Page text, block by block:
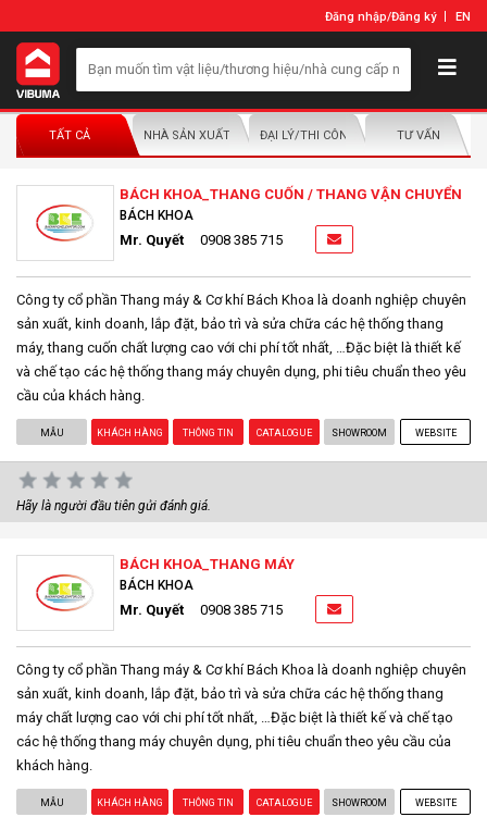
Đăng nhập/Đăng ký EN
TẤT CẢ NHÀ SẢN XUẤT/NHÀ PHÂN PHỐIĐẠI LÝ/THI CÔNG LẮP ĐẶTTƯ VẤN
BÁCH KHOA_THANG CUỐN / THANG VẬN CHUYỂN
BÁCH KHOA
Mr. Quyết 0908 385 715
Công ty cổ phần Thang máy & Cơ khí Bách Khoa là doanh nghiệp chuyên
sản xuất, kinh doanh, lắp đặt, bảo trì và sửa chữa các hệ thống thang
máy, thang cuốn chất lượng cao với chi phí tốt nhất, …Đặc biệt là thiết kế
và chế tạo các hệ thống thang máy chuyên dụng, phi tiêu chuẩn theo yêu
cầu của khách hàng.
MẪU KHÁCH HÀNG THÔNG TIN CATALOGUE SHOWROOM WEBSITE
Hãy là người đầu tiên gửi đánh giá.
BÁCH KHOA_THANG MÁY
BÁCH KHOA
Mr. Quyết 0908 385 715
Công ty cổ phần Thang máy & Cơ khí Bách Khoa là doanh nghiệp chuyên
sản xuất, kinh doanh, lắp đặt, bảo trì và sửa chữa các hệ thống thang
máy chất lượng cao với chi phí tốt nhất, …Đặc biệt là thiết kế và chế tạo
các hệ thống thang máy chuyên dụng, phi tiêu chuẩn theo yêu cầu của
khách hàng.
MẪU KHÁCH HÀNG THÔNG TIN CATALOGUE SHOWROOM WEBSITE